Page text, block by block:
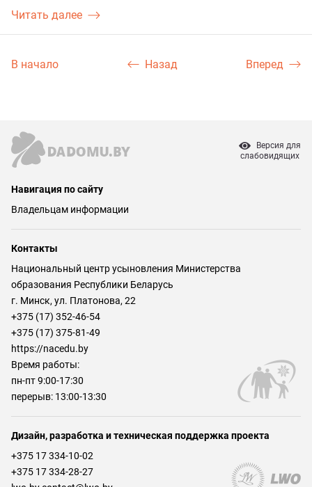
Читать далее
В начало Назад Вперед
Версия для
слабовидящих
Навигация по сайту
Владельцам информации
Контакты
Национальный центр усыновления Министерства
образования Республики Беларусь
г. Минск, ул. Платонова, 22
+375 (17) 352-46-54
+375 (17) 375-81-49
https://nacedu.by
Время работы:
пн-пт 9:00-17:30
перерыв: 13:00-13:30
Дизайн, разработка и техническая поддержка проекта
+375 17 334-10-02
+375 17 334-28-27